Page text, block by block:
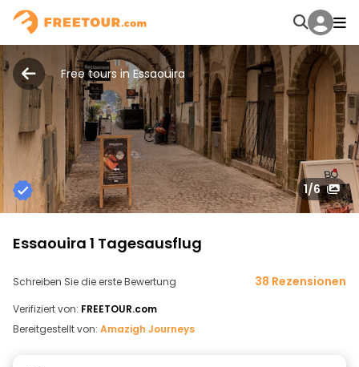
Free tours in Essaouira
1/6
Essaouira 1 Tagesausflug
Schreiben Sie die erste Bewertung 38 Rezensionen
Verifiziert von: FREETOUR.com
Bereitgestellt von: Amazigh Journeys